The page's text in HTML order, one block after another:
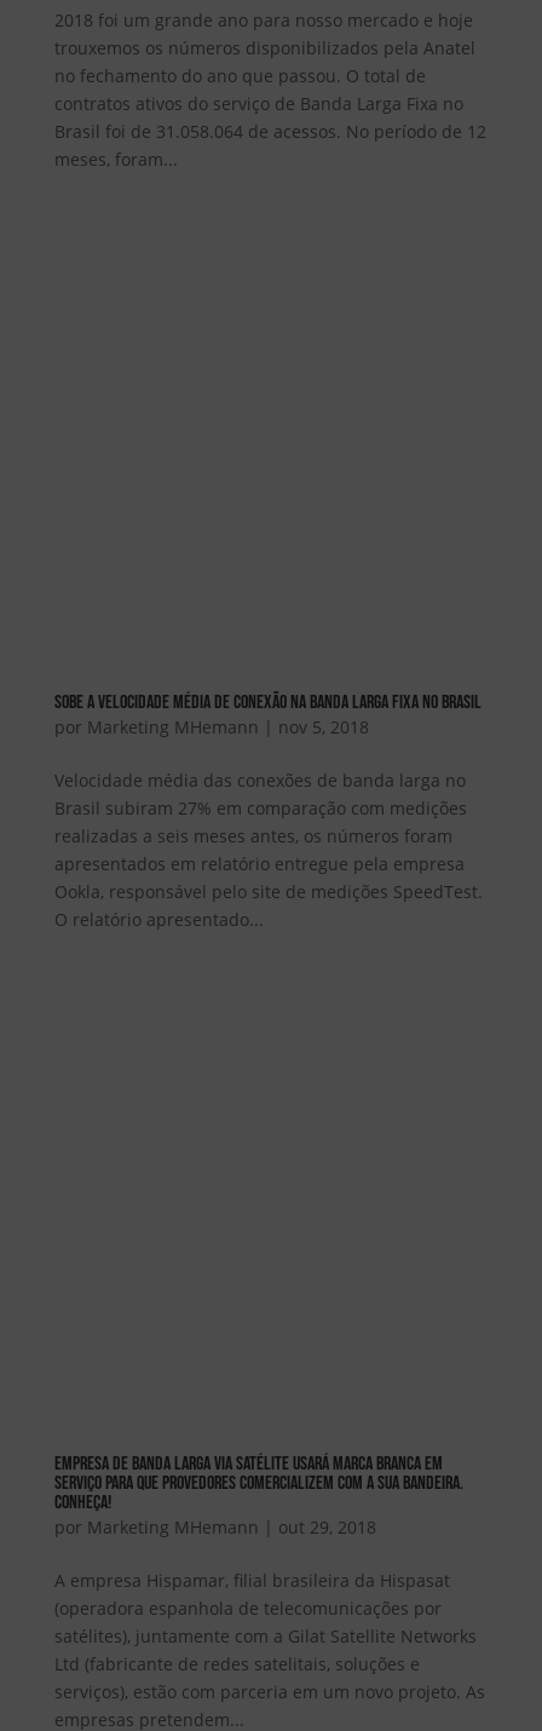
2018 foi um grande ano para nosso mercado e hoje
trouxemos os números disponibilizados pela Anatel
no fechamento do ano que passou. O total de
contratos ativos do serviço de Banda Larga Fixa no
Brasil foi de 31.058.064 de acessos. No período de 12
meses, foram...
Sobe a velocidade média de conexão na banda larga fixa no Brasil
por Marketing MHemann | nov 5, 2018
Velocidade média das conexões de banda larga no
Brasil subiram 27% em comparação com medições
realizadas a seis meses antes, os números foram
apresentados em relatório entregue pela empresa
Ookla, responsável pelo site de medições SpeedTest.
O relatório apresentado...
Empresa de Banda Larga Via Satélite usará marca branca em
serviço para que Provedores comercializem com a sua bandeira.
Conheça!
por Marketing MHemann | out 29, 2018
A empresa Hispamar, filial brasileira da Hispasat
(operadora espanhola de telecomunicações por
satélites), juntamente com a Gilat Satellite Networks
Ltd (fabricante de redes satelitais, soluções e
serviços), estão com parceria em um novo projeto. As
empresas pretendem...